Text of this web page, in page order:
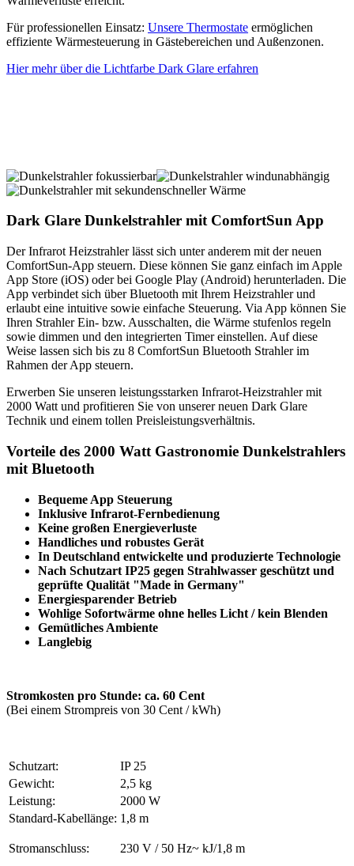
Für professionellen Einsatz: Unsere Thermostate ermöglichen
effiziente Wärme­steuerung in Gäste­bereichen und Außenzonen.
Hier mehr über die Lichtfarbe Dark Glare erfahren
Dark Glare Dunkelstrahler mit ComfortSun App
Der Infrarot Heizstrahler lässt sich unter anderem mit der neuen
ComfortSun-App steuern. Diese können Sie ganz einfach im Apple
App Store (iOS) oder bei Google Play (Android) herunterladen. Die
App verbindet sich über Bluetooth mit Ihrem Heizstrahler und
erlaubt eine intuitive sowie einfache Steuerung. Via App können Sie
Ihren Strahler Ein- bzw. Ausschalten, die Wärme stufenlos regeln
sowie dimmen und den integrierten Timer einstellen. Auf diese
Weise lassen sich bis zu 8 ComfortSun Bluetooth Strahler im
Rahmen der App steuern.
Erwerben Sie unseren leistungsstarken Infrarot-Heizstrahler mit
2000 Watt und profitieren Sie von unserer neuen Dark Glare
Technik und einem tollen Preisleistungsverhältnis.
Vorteile des 2000 Watt Gastronomie Dunkelstrahlers
mit Bluetooth
Bequeme App Steuerung
Inklusive Infrarot-Fernbedienung
Keine großen Energieverluste
Handliches und robustes Gerät
In Deutschland entwickelte und produzierte Technologie
Nach Schutzart IP25 gegen Strahlwasser geschützt und
geprüfte Qualität "Made in Germany"
Energiesparender Betrieb
Wohlige Sofortwärme ohne helles Licht / kein Blenden
Gemütliches Ambiente
Langlebig
Stromkosten pro Stunde: ca. 60 Cent
(Bei einem Strompreis von 30 Cent / kWh)
Schutzart:
IP 25
Gewicht:
2,5 kg
Leistung:
2000 W
Standard-Kabellänge: 1,8 m
Stromanschluss: 230 V / 50 Hz~ kJ/1,8 m